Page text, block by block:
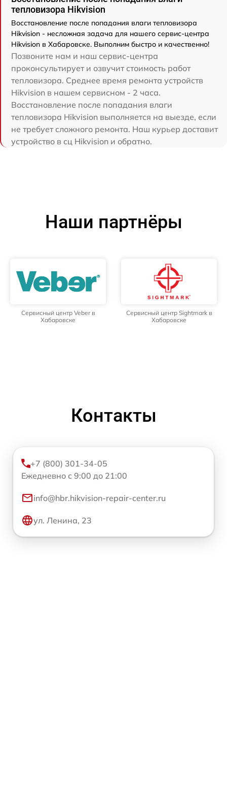
тепловизора Hikvision
Восстановление после попадания влаги тепловизора
Hikvision - несложная задача для нашего сервис-центра
Hikvision в Хабаровске. Выполним быстро и качественно!
Позвоните нам и наш сервис-центра
проконсультирует и озвучит стоимость работ
тепловизора. Среднее время ремонта устройств
Hikvision в нашем сервисном - 2 часа.
Восстановление после попадания влаги
тепловизора Hikvision выполняется на выезде, если
не требует сложного ремонта. Наш курьер доставит
устройство в сц Hikvision и обратно.
Наши партнёры
Сервисный центр Veber в
Хабаровске
Сервисный центр Sightmark в
Хабаровске
Контакты
+7 (800) 301-34-05
Ежедневно с 9:00 до 21:00
info@hbr.hikvision-repair-center.ru
ул. Ленина, 23